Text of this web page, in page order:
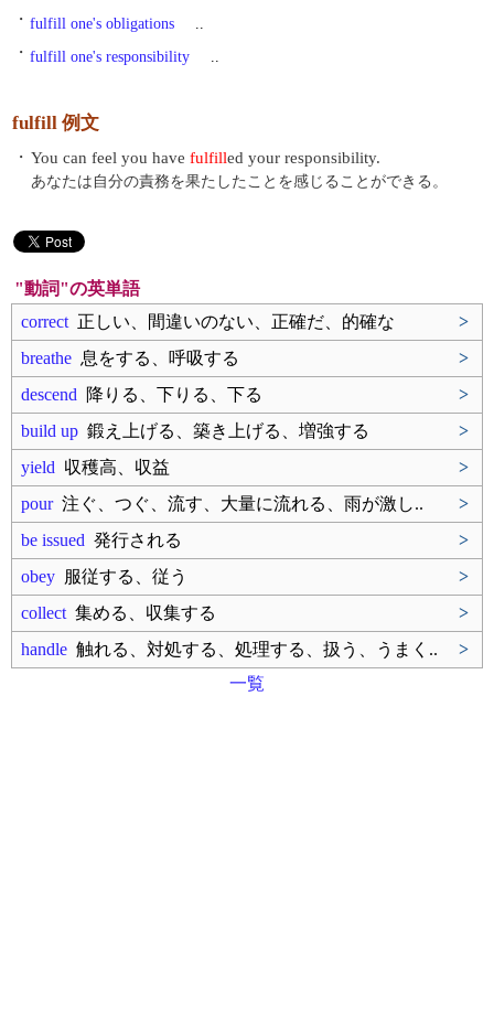
・ fulfill one's obligations
..
・ fulfill one's responsibility ..
fulfill 例文
・ You can feel you have fulfilled your responsibility.
あなたは自分の責務を果たしたことを感じることができる。
"動詞"の英単語
correct 正しい、間違いのない、正確だ、的確な
>
breathe 息をする、呼吸する
>
descend 降りる、下りる、下る
>
build up 鍛え上げる、築き上げる、増強する
>
yield 収穫高、収益
>
pour注ぐ、つぐ、流す、大量に流れる、雨が激し..
>
be issued 発行される
>
obey 服従する、従う
>
collect 集める、収集する
>
handle 触れる、対処する、処理する、扱う、うまく..
>
一覧